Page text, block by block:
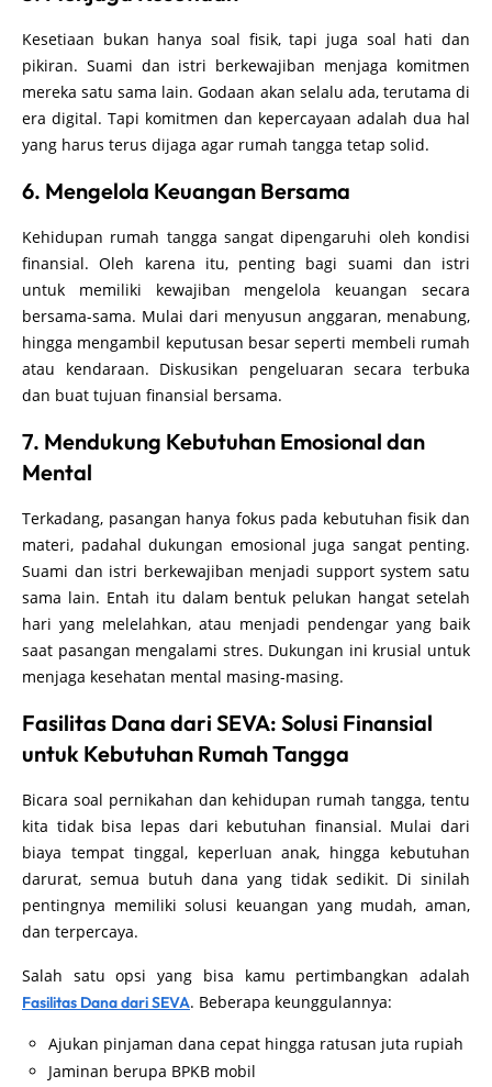
Kesetiaan bukan hanya soal fisik, tapi juga soal hati dan
pikiran. Suami dan istri berkewajiban menjaga komitmen
mereka satu sama lain. Godaan akan selalu ada, terutama di
era digital. Tapi komitmen dan kepercayaan adalah dua hal
yang harus terus dijaga agar rumah tangga tetap solid.
6. Mengelola Keuangan Bersama
Kehidupan rumah tangga sangat dipengaruhi oleh kondisi
finansial. Oleh karena itu, penting bagi suami dan istri
untuk memiliki kewajiban mengelola keuangan secara
bersama-sama. Mulai dari menyusun anggaran, menabung,
hingga mengambil keputusan besar seperti membeli rumah
atau kendaraan. Diskusikan pengeluaran secara terbuka
dan buat tujuan finansial bersama.
7. Mendukung Kebutuhan Emosional dan
Mental
Terkadang, pasangan hanya fokus pada kebutuhan fisik dan
materi, padahal dukungan emosional juga sangat penting.
Suami dan istri berkewajiban menjadi support system satu
sama lain. Entah itu dalam bentuk pelukan hangat setelah
hari yang melelahkan, atau menjadi pendengar yang baik
saat pasangan mengalami stres. Dukungan ini krusial untuk
menjaga kesehatan mental masing-masing.
Fasilitas Dana dari SEVA: Solusi Finansial
untuk Kebutuhan Rumah Tangga
Bicara soal pernikahan dan kehidupan rumah tangga, tentu
kita tidak bisa lepas dari kebutuhan finansial. Mulai dari
biaya tempat tinggal, keperluan anak, hingga kebutuhan
darurat, semua butuh dana yang tidak sedikit. Di sinilah
pentingnya memiliki solusi keuangan yang mudah, aman,
dan terpercaya.
Salah satu opsi yang bisa kamu pertimbangkan adalah
Fasilitas Dana dari SEVA. Beberapa keunggulannya:
Ajukan pinjaman dana cepat hingga ratusan juta rupiah
Jaminan berupa BPKB mobil